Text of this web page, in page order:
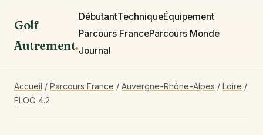
Golf
Autrement.
DébutantTechniqueÉquipement
Parcours FranceParcours Monde
Journal
Accueil / Parcours France / Auvergne-Rhône-Alpes / Loire /
FLOG 4.2